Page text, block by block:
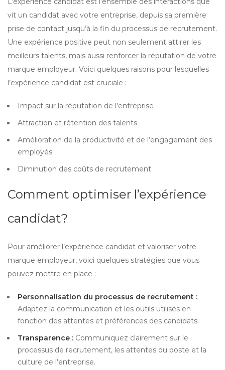
vit un candidat avec votre entreprise, depuis sa première
prise de contact jusqu’à la fin du processus de recrutement.
Une expérience positive peut non seulement attirer les
meilleurs talents, mais aussi renforcer la réputation de votre
marque employeur. Voici quelques raisons pour lesquelles
l’expérience candidat est cruciale :
Impact sur la réputation de l’entreprise
Attraction et rétention des talents
Amélioration de la productivité et de l’engagement des
employés
Diminution des coûts de recrutement
Comment optimiser l’expérience
candidat?
Pour améliorer l’expérience candidat et valoriser votre
marque employeur, voici quelques stratégies que vous
pouvez mettre en place :
Personnalisation du processus de recrutement :
Adaptez la communication et les outils utilisés en
fonction des attentes et préférences des candidats.
Transparence : Communiquez clairement sur le
processus de recrutement, les attentes du poste et la
culture de l’entreprise.